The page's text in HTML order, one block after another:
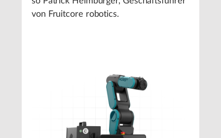
von Fruitcore robotics.